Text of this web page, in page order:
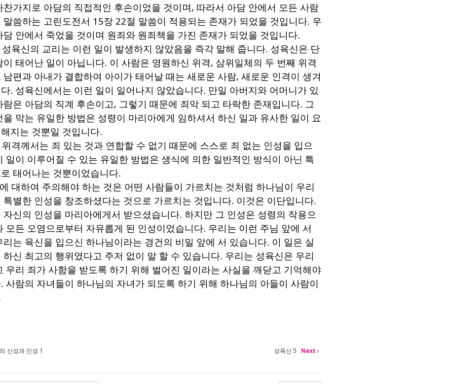
찬가지로 아담의 직접적인 후손이었을 것이며, 따라서 아담 안에서 모든 사람
말씀하는 고린도전서 15장 22절 말씀이 적용되는 존재가 되었을 것입니다. 우
담 안에서 죽었을 것이며 원죄와 원죄책을 가진 존재가 되었을 것입니다.
육신의 교리는 이런 일이 발생하지 않았음을 즉각 말해 줍니다. 성육신은 단
이 태어난 일이 아닙니다. 이 사람은 영원하신 위격, 삼위일체의 두 번째 위격
남편과 아내가 결합하여 아이가 태어날 때는 새로운 사람, 새로운 인격이 생겨
. 성육신에서는 이런 일이 일어나지 않았습니다. 만일 아버지와 어머니가 있
람은 아담의 직계 후손이고, 그렇기 때문에 죄악 되고 타락한 존재입니다. 그
을 막는 유일한 방법은 성령이 마리아에게 임하셔서 하신 일과 유사한 일이 요
지는 것뿐일 것입니다.
격께서는 죄 있는 것과 연합할 수 없기 때문에 스스로 죄 없는 인성을 입으
일이 이루어질 수 있는 유일한 방법은 생식에 의한 일반적인 방식이 아닌 특
태어나는 것뿐이었습니다.
대하여 주의해야 하는 것은 어떤 사람들이 가르치는 것처럼 하나님이 우리
특별한 인성을 창조하셨다는 것으로 가르치는 것입니다. 이것은 이단입니다.
자신의 인성을 마리아에게서 받으셨습니다. 하지만 그 인성은 성령의 작용으
모든 오염으로부터 자유롭게 된 인성이었습니다. 우리는 이런 주님 앞에 서
리는 육신을 입으신 하나님이라는 경건의 비밀 앞에 서 있습니다. 이 일은 실
하신 최고의 행위였다고 주저 없이 말 할 수 있습니다. 우리는 성육신은 우리
우리 죄가 사함을 받도록 하기 위해 벌어진 일이라는 사실을 깨닫고 기억해야
. 사람의 자녀들이 하나님의 자녀가 되도록 하기 위해 하나님의 아들이 사람이
신성과 인성 1 성육신 5 Next